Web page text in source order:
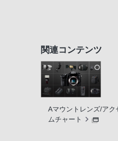
関連コンテンツ
Aマウントレンズ/アク
ムチャート